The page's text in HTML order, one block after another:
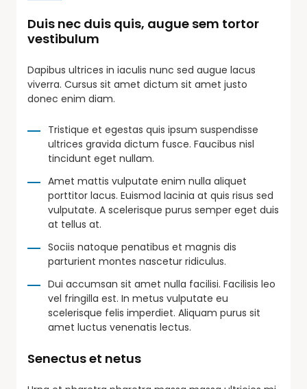
Duis nec duis quis, augue sem tortor
vestibulum
Dapibus ultrices in iaculis nunc sed augue lacus
viverra. Cursus sit amet dictum sit amet justo
donec enim diam.
Tristique et egestas quis ipsum suspendisse
ultrices gravida dictum fusce. Faucibus nisl
tincidunt eget nullam.
Amet mattis vulputate enim nulla aliquet
porttitor lacus. Euismod lacinia at quis risus sed
vulputate. A scelerisque purus semper eget duis
at tellus at.
Sociis natoque penatibus et magnis dis
parturient montes nascetur ridiculus.
Dui accumsan sit amet nulla facilisi. Facilisis leo
vel fringilla est. In metus vulputate eu
scelerisque felis imperdiet. Aliquam purus sit
amet luctus venenatis lectus.
Senectus et netus